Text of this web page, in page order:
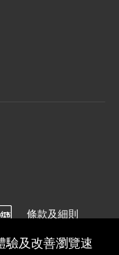
條款及細則
驗及改善瀏覽速